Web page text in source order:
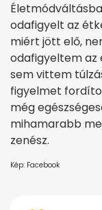
odafigyelt az
miért jött elő,
odafigyeltem az
sem vittem
figyelmet
még
mihamarabb
zenész.
Kép: Facebook